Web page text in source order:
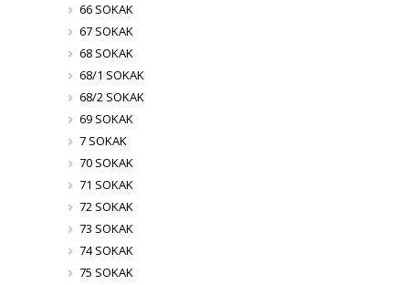
66 SOKAK
67 SOKAK
68 SOKAK
68/1 SOKAK
68/2 SOKAK
69 SOKAK
7 SOKAK
70 SOKAK
71 SOKAK
72 SOKAK
73 SOKAK
74 SOKAK
75 SOKAK